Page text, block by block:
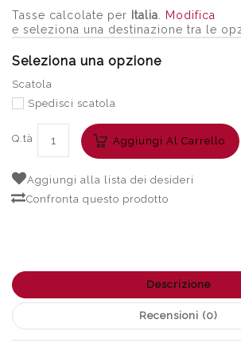
Tasse calcolate per Italia
Modifica
e seleziona una destinazione tra le
Seleziona una opzione
Scatola
Spedisci scatola
Q.tà Aggiungi Al Carrello
Aggiungi alla lista dei desideri
Confronta questo prodotto
Descrizione
Recensioni (0)